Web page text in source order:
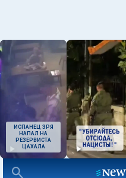
ИСПАНЕЦ ЗРЯ
НАПАЛ НА
РЕЗЕРВИСТА
ЦАХАЛА